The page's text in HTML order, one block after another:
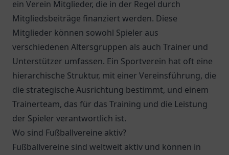
ein Verein Mitglieder, die in der Regel durch
Mitgliedsbeiträge finanziert werden. Diese
Mitglieder können sowohl Spieler aus
verschiedenen Altersgruppen als auch Trainer und
Unterstützer umfassen. Ein Sportverein hat oft eine
hierarchische Struktur, mit einer Vereinsführung, die
die strategische Ausrichtung bestimmt, und einem
Trainerteam, das für das Training und die Leistung
der Spieler verantwortlich ist.
Wo sind Fußballvereine aktiv?
Fußballvereine sind weltweit aktiv und können in